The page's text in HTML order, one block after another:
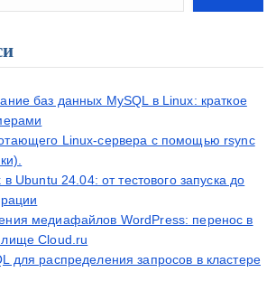
баз данных MySQL в Linux: краткое
Linux-сервера с помощью rsync
Ubuntu 24.04: от тестового запуска до
медиафайлов WordPress: перенос в
Cloud.ru
для распределения запросов в кластере